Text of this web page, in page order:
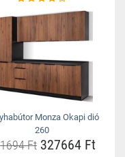
Monza Okapi dió
260
Ft 327664 Ft